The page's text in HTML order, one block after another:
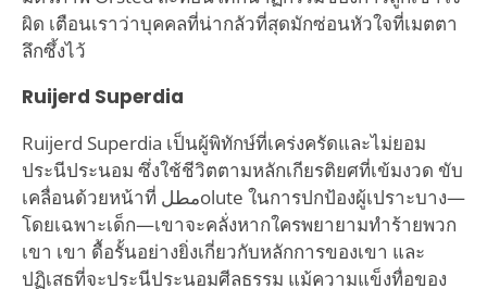
ผิด เตือนเราว่าบุคคลที่น่ากลัวที่สุดมักซ่อนหัวใจที่เมตตา
ลึกซึ้งไว้
Ruijerd Superdia
Ruijerd Superdia เป็นผู้พิทักษ์ที่เคร่งครัดและไม่ยอม
ประนีประนอม ซึ่งใช้ชีวิตตามหลักเกียรติยศที่เข้มงวด ขับ
เคลื่อนด้วยหน้าที่ مطلolute ในการปกป้องผู้เปราะบาง—
โดยเฉพาะเด็ก—เขาจะคลั่งหากใครพยายามทำร้ายพวก
เขา เขา ดื้อรั้นอย่างยิ่งเกี่ยวกับหลักการของเขา และ
ปฏิเสธที่จะประนีประนอมศีลธรรม แม้ความแข็งทื่อของ